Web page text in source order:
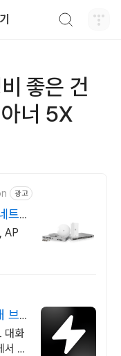
좋은 건
너 5X
광고
트
AP
브
대화
서 올